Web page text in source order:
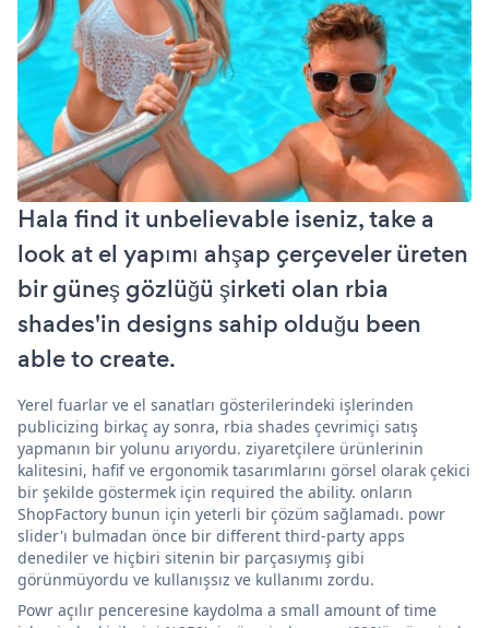
Hala find it unbelievable iseniz, take a
look at el yapımı ahşap çerçeveler üreten
bir güneş gözlüğü şirketi olan rbia
shades'in designs sahip olduğu been
able to create.
Yerel fuarlar ve el sanatları gösterilerindeki işlerinden
publicizing birkaç ay sonra, rbia shades çevrimiçi satış
yapmanın bir yolunu arıyordu. ziyaretçilere ürünlerinin
kalitesini, hafif ve ergonomik tasarımlarını görsel olarak çekici
bir şekilde göstermek için required the ability. onların
ShopFactory bunun için yeterli bir çözüm sağlamadı. powr
slider'ı bulmadan önce bir different third-party apps
denediler ve hiçbiri sitenin bir parçasıymış gibi
görünmüyordu ve kullanışsız ve kullanımı zordu.
Powr açılır penceresine kaydolma a small amount of time